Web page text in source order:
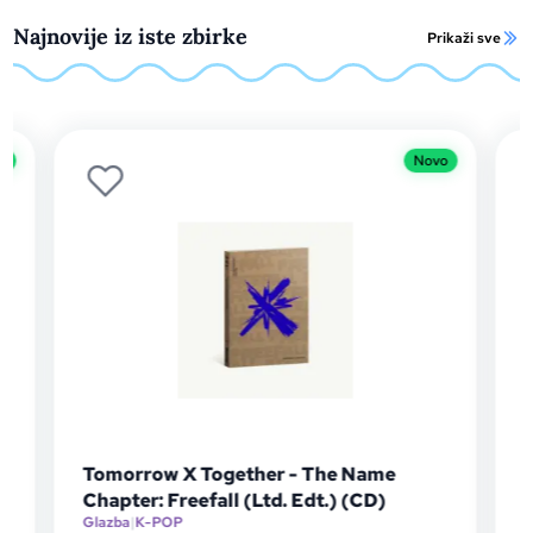
Najnovije iz iste zbirke Prikaži sve
Novo
Tomorrow X Together - The Name
Chapter: Freefall (Ltd. Edt.) (CD)
Glazba|K-POP